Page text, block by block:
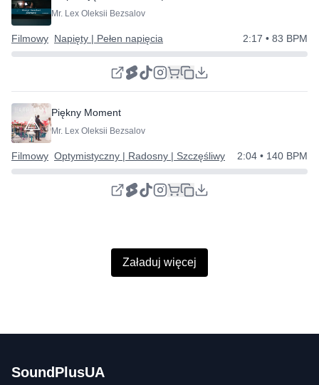
Mr. Lex Oleksii Bezsalov
Filmowy Napięty | Pełen napięcia 2:17 • 83 BPM
Piękny Moment
Mr. Lex Oleksii Bezsalov
Filmowy Optymistyczny | Radosny | Szczęśliwy 2:04 • 140 BPM
Załaduj więcej
SoundPlusUA